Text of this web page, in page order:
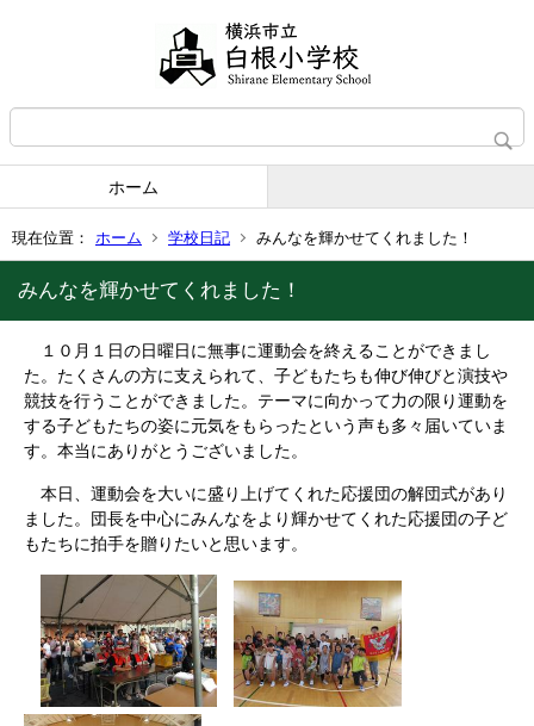
ホーム
現在位置： ホーム 学校日記 みんなを輝かせてくれました！
みんなを輝かせてくれました！
１０月１日の日曜日に無事に運動会を終えることができまし
た。たくさんの方に支えられて、子どもたちも伸び伸びと演技や
競技を行うことができました。テーマに向かって力の限り運動を
する子どもたちの姿に元気をもらったという声も多々届いていま
す。本当にありがとうございました。
本日、運動会を大いに盛り上げてくれた応援団の解団式があり
ました。団長を中心にみんなをより輝かせてくれた応援団の子ど
もたちに拍手を贈りたいと思います。